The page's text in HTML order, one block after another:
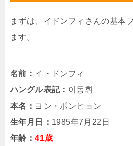
まずは、イドンフィさんの基本
ます。
名前： イ・ドンフィ
ハングル表記： 이동휘
本名： ヨン・ボンヒョン
生年月日： 1985年7月22日
年齢：41歳